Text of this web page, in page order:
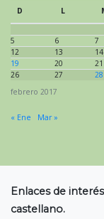
febrero 2017
D L
5
6 7
12
13 14
19
20 21
26
27 28
« Ene Mar »
Enlaces de
castellano.